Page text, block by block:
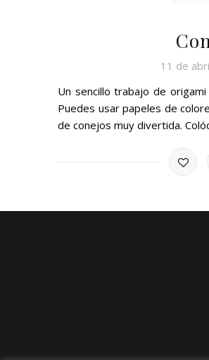
11 de
Un sencillo trabajo de
Puedes usar papeles de
de conejos muy divertida.